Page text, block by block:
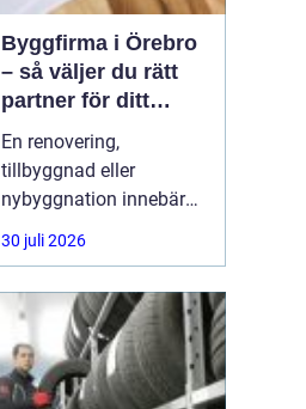
Byggfirma i Örebro
– så väljer du rätt
partner för ditt
projekt
En renovering,
tillbyggnad eller
nybyggnation innebär
ofta stora beslut, både
ekonomiskt och
privatpersoner och
företag i Örebro ställer
sig samma fråga: hur
hittar man en trygg,
30 juli 2026